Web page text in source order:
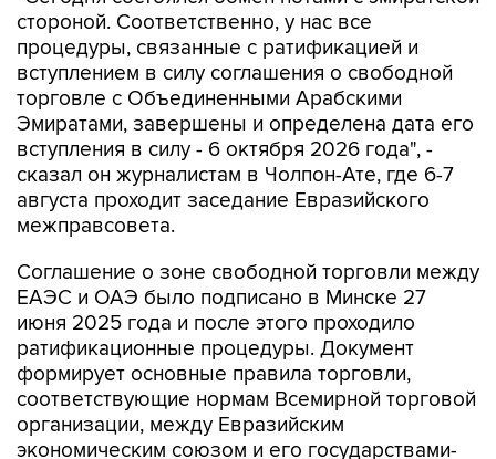
стороной. Соответственно, у нас все
процедуры, связанные с ратификацией и
вступлением в силу соглашения о свободной
торговле с Объединенными Арабскими
Эмиратами, завершены и определена дата его
вступления в силу - 6 октября 2026 года", -
сказал он журналистам в Чолпон-Ате, где 6-7
августа проходит заседание Евразийского
межправсовета.
Соглашение о зоне свободной торговли между
ЕАЭС и ОАЭ было подписано в Минске 27
июня 2025 года и после этого проходило
ратификационные процедуры. Документ
формирует основные правила торговли,
соответствующие нормам Всемирной торговой
организации, между Евразийским
экономическим союзом и его государствами-